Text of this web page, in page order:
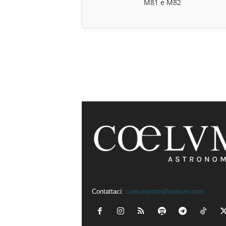
M81 e M82
Contattaci: coelumastro@coelum.com